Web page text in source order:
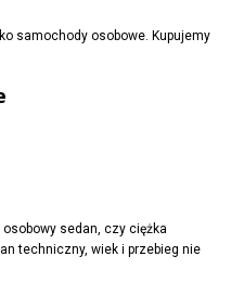
samochody osobowe. Kupujemy
sedan, czy ciężka
techniczny, wiek i przebieg nie